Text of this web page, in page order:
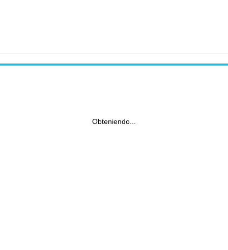
Obteniendo...